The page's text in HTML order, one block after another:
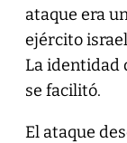
ataque era
ejército
La identidad
se facilitó.
El ataque